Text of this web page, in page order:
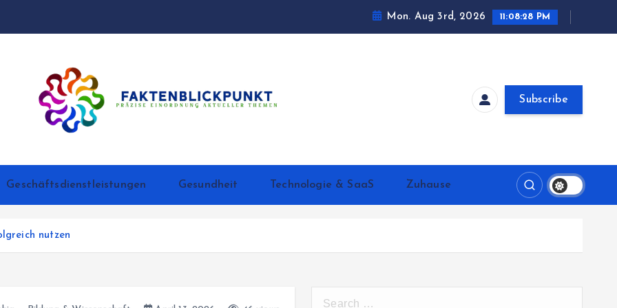
Mon. Aug 3rd, 2026 11:08:29 PM
Subscribe
Geschäftsdienstleistungen Gesundheit Technologie & SaaS Zuhause
nutzen